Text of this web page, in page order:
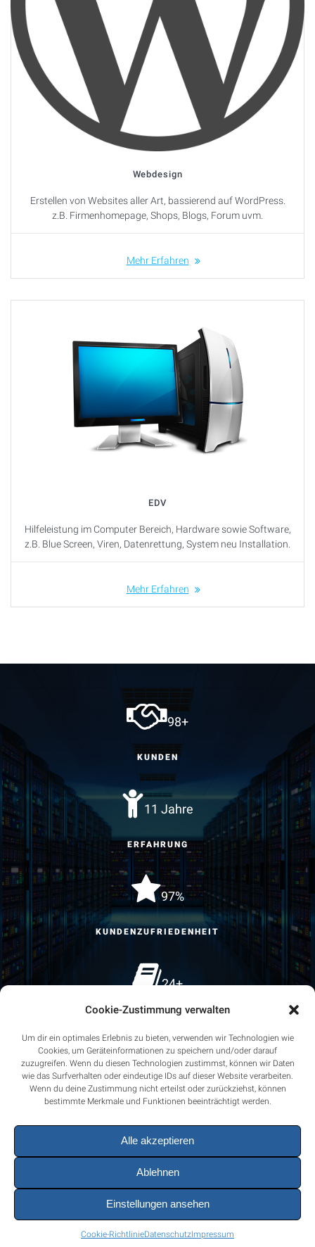
Cookie-Zustimmung verwalten
Um dir ein optimales Erlebnis zu bieten, verwenden wir Technologien wie
Cookies, um Geräteinformationen zu speichern und/oder darauf
zuzugreifen. Wenn du diesen Technologien zustimmst, können wir Daten
wie das Surfverhalten oder eindeutige IDs auf dieser Website verarbeiten.
Wenn du deine Zustimmung nicht erteilst oder zurückziehst, können
bestimmte Merkmale und Funktionen beeinträchtigt werden.
Alle akzeptieren
Ablehnen
Einstellungen ansehen
Cookie-RichtlinieDatenschutzImpressum
Webdesign
Erstellen von Websites aller Art, bassierend auf WordPress.
z.B. Firmenhomepage, Shops, Blogs, Forum uvm.
Mehr Erfahren
EDV
Hilfeleistung im Computer Bereich, Hardware sowie Software,
z.B. Blue Screen, Viren, Datenrettung, System neu Installation.
Mehr Erfahren
98+
KUNDEN
11 Jahre
ERFAHRUNG
97%
KUNDENZUFRIEDENHEIT
24+
Unser Team